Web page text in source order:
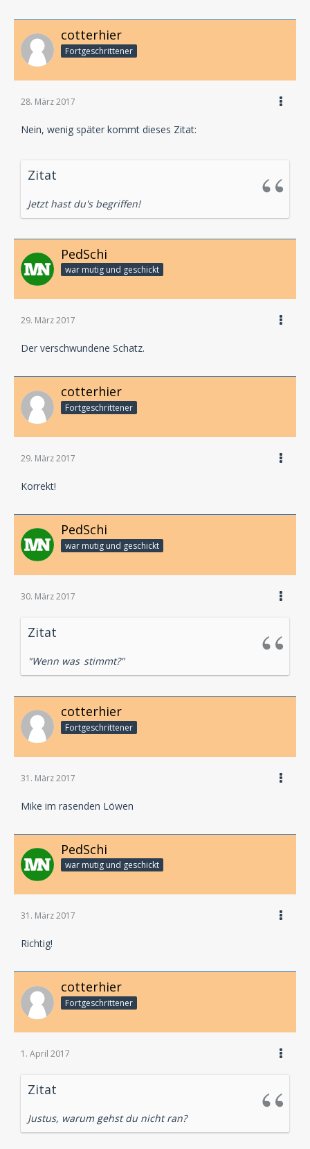
cotterhier
Fortgeschrittener
28. März 2017
Nein, wenig später kommt dieses Zitat:
Zitat
Jetzt hast du's begriffen!
PedSchi
war mutig und geschickt
29. März 2017
Der verschwundene Schatz.
cotterhier
Fortgeschrittener
29. März 2017
Korrekt!
PedSchi
war mutig und geschickt
30. März 2017
Zitat
"Wenn was stimmt?"
cotterhier
Fortgeschrittener
31. März 2017
Mike im rasenden Löwen
PedSchi
war mutig und geschickt
31. März 2017
Richtig!
cotterhier
Fortgeschrittener
1. April 2017
Zitat
Justus, warum gehst du nicht ran?